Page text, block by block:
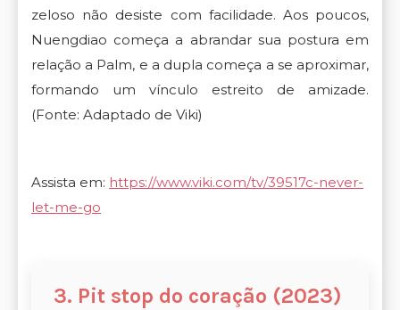
zeloso não desiste com facilidade. Aos poucos,
Nuengdiao começa a abrandar sua postura em
relação a Palm, e a dupla começa a se aproximar,
formando um vínculo estreito de amizade.
(Fonte: Adaptado de Viki)
Assista em: https://www.viki.com/tv/39517c-never-
let-me-go
3. Pit stop do coração (2023)